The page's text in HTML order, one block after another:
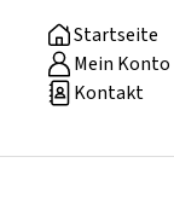
Startseite
Mein Konto
Kontakt